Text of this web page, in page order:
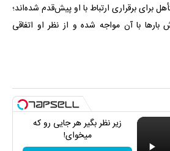
برای برقراری ارتباط با او پیش‌قدم شده‌اند؛
با آن مواجه شده و از نظر او اتفاقی
زیر نظر بگیر هر جایی رو که
میخوای!